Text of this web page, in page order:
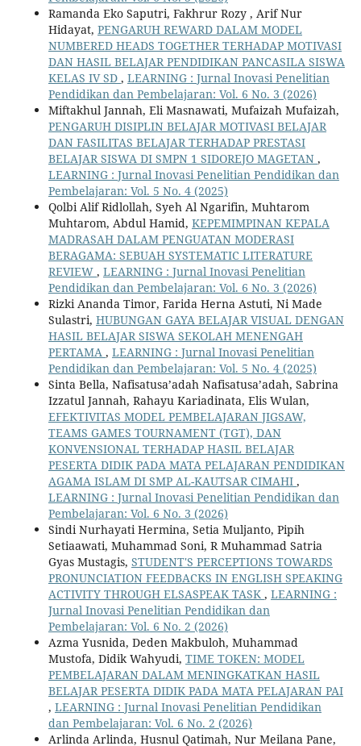
Ramanda Eko Saputri, Fakhrur Rozy , Arif Nur
Hidayat, PENGARUH REWARD DALAM MODEL
NUMBERED HEADS TOGETHER TERHADAP MOTIVASI
DAN HASIL BELAJAR PENDIDIKAN PANCASILA SISWA
KELAS IV SD , LEARNING : Jurnal Inovasi Penelitian
Pendidikan dan Pembelajaran: Vol. 6 No. 3 (2026)
Miftakhul Jannah, Eli Masnawati, Mufaizah Mufaizah,
PENGARUH DISIPLIN BELAJAR MOTIVASI BELAJAR
DAN FASILITAS BELAJAR TERHADAP PRESTASI
BELAJAR SISWA DI SMPN 1 SIDOREJO MAGETAN ,
LEARNING : Jurnal Inovasi Penelitian Pendidikan dan
Pembelajaran: Vol. 5 No. 4 (2025)
Qolbi Alif Ridlollah, Syeh Al Ngarifin, Muhtarom
Muhtarom, Abdul Hamid, KEPEMIMPINAN KEPALA
MADRASAH DALAM PENGUATAN MODERASI
BERAGAMA: SEBUAH SYSTEMATIC LITERATURE
REVIEW , LEARNING : Jurnal Inovasi Penelitian
Pendidikan dan Pembelajaran: Vol. 6 No. 3 (2026)
Rizki Ananda Timor, Farida Herna Astuti, Ni Made
Sulastri, HUBUNGAN GAYA BELAJAR VISUAL DENGAN
HASIL BELAJAR SISWA SEKOLAH MENENGAH
PERTAMA , LEARNING : Jurnal Inovasi Penelitian
Pendidikan dan Pembelajaran: Vol. 5 No. 4 (2025)
Sinta Bella, Nafisatusa’adah Nafisatusa’adah, Sabrina
Izzatul Jannah, Rahayu Kariadinata, Elis Wulan,
EFEKTIVITAS MODEL PEMBELAJARAN JIGSAW,
TEAMS GAMES TOURNAMENT (TGT), DAN
KONVENSIONAL TERHADAP HASIL BELAJAR
PESERTA DIDIK PADA MATA PELAJARAN PENDIDIKAN
AGAMA ISLAM DI SMP AL-KAUTSAR CIMAHI ,
LEARNING : Jurnal Inovasi Penelitian Pendidikan dan
Pembelajaran: Vol. 6 No. 3 (2026)
Sindi Nurhayati Hermina, Setia Muljanto, Pipih
Setiaawati, Muhammad Soni, R Muhammad Satria
Gyas Mustagis, STUDENT'S PERCEPTIONS TOWARDS
PRONUNCIATION FEEDBACKS IN ENGLISH SPEAKING
ACTIVITY THROUGH ELSASPEAK TASK , LEARNING :
Jurnal Inovasi Penelitian Pendidikan dan
Pembelajaran: Vol. 6 No. 2 (2026)
Azma Yusnida, Deden Makbuloh, Muhammad
Mustofa, Didik Wahyudi, TIME TOKEN: MODEL
PEMBELAJARAN DALAM MENINGKATKAN HASIL
BELAJAR PESERTA DIDIK PADA MATA PELAJARAN PAI
, LEARNING : Jurnal Inovasi Penelitian Pendidikan
dan Pembelajaran: Vol. 6 No. 2 (2026)
Arlinda Arlinda, Husnul Qatimah, Nur Meilana Pane,